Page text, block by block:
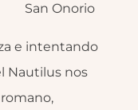
San Onorio
e intentando
Nautilus nos